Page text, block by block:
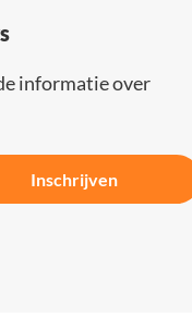
informatie over
Inschrijven